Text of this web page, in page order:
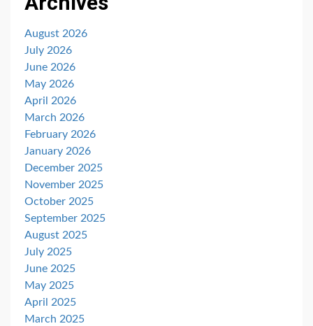
August 2026
July 2026
June 2026
May 2026
April 2026
March 2026
February 2026
January 2026
December 2025
November 2025
October 2025
September 2025
August 2025
July 2025
June 2025
May 2025
April 2025
March 2025